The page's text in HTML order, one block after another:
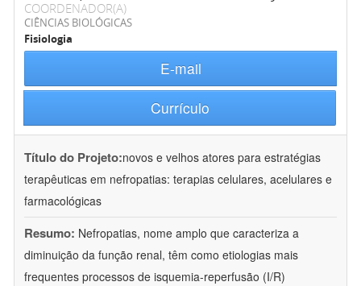
COORDENADOR(A)
CIÊNCIAS BIOLÓGICAS
Fisiologia
E-mail
Currículo
Título do Projeto:novos e velhos atores para estratégias
terapêuticas em nefropatias: terapias celulares, acelulares e
farmacológicas
Resumo: Nefropatias, nome amplo que caracteriza a
diminuição da função renal, têm como etiologias mais
frequentes processos de isquemia-reperfusão (I/R)